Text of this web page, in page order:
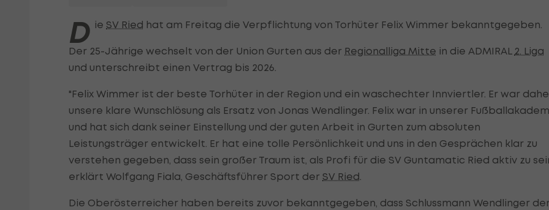
D ie SV Ried hat am Freitag die Verpflichtung von Torhüter Felix Wimmer bekanntgegeben.
Der 25-Jährige wechselt von der Union Gurten aus der Regionalliga Mitte in die ADMIRAL 2. Liga
und unterschreibt einen Vertrag bis 2026.
"Felix Wimmer ist der beste Torhüter in der Region und ein waschechter Innviertler. Er war
unsere klare Wunschlösung als Ersatz von Jonas Wendlinger. Felix war in unserer
und hat sich dank seiner Einstellung und der guten Arbeit in Gurten zum absoluten
Leistungsträger entwickelt. Er hat eine tolle Persönlichkeit und uns in den Gesprächen klar zu
verstehen gegeben, dass sein großer Traum ist, als Profi für die SV Guntamatic Ried aktiv zu
erklärt Wolfgang Fiala, Geschäftsführer Sport der SV Ried.
Die Oberösterreicher haben bereits zuvor bekanntgegeben, dass Schlussmann Wendlinger